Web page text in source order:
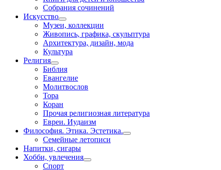
Собрания сочинений
Искусство
Музеи, коллекции
Живопись, графика, скульптура
Архитектура, дизайн, мода
Культура
Религия
Библия
Евангелие
Молитвослов
Тора
Коран
Прочая религиозная литература
Евреи. Иудаизм
Философия. Этика. Эстетика.
Семейные летописи
Напитки, сигары
Хобби, увлечения
Спорт